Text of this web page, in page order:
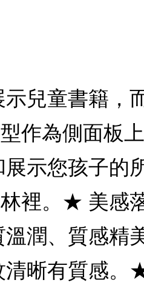
兒童書籍，
作為側面板
示您孩子的
裡。★ 美感
潤、質感精
晰有質感。